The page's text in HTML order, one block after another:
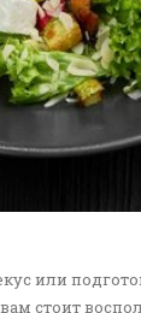
или
стоит